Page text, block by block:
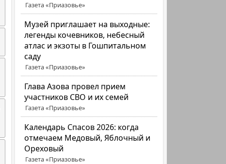
Газета «Приазовье»
Музей приглашает на выходные:
легенды кочевников, небесный
атлас и экзоты в Гошпитальном
саду
Газета «Приазовье»
Глава Азова провел прием
участников СВО и их семей
Газета «Приазовье»
Календарь Спасов 2026: когда
отмечаем Медовый, Яблочный и
Ореховый
Газета «Приазовье»